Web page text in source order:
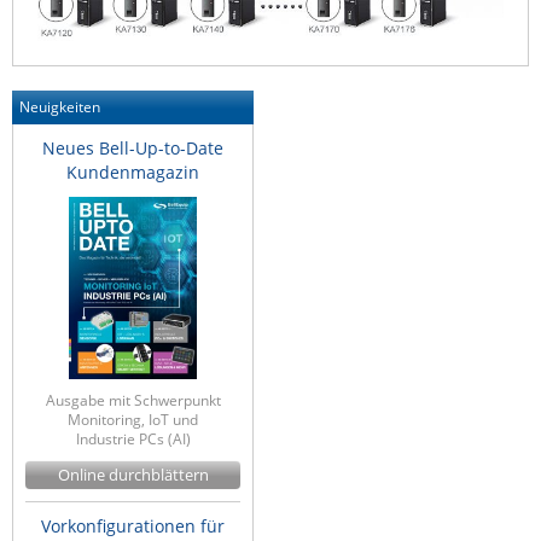
ZPE Systems
News zu unseren Herstellern
Neuigkeiten
Neues Bell-Up-to-Date
Kundenmagazin
Ausgabe mit Schwerpunkt
Monitoring, IoT und
Industrie PCs (AI)
Online durchblättern
Vorkonfigurationen für